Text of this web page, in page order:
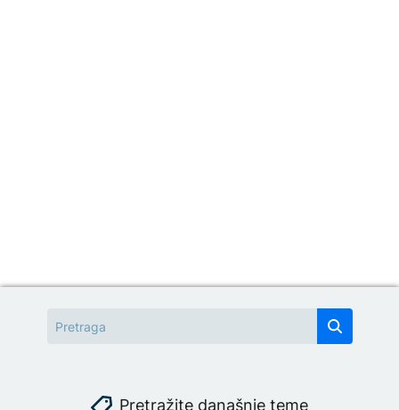
Pretražite današnje teme